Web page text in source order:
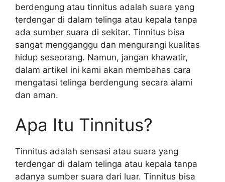
berdengung atau tinnitus adalah suara yang
terdengar di dalam telinga atau kepala tanpa
ada sumber suara di sekitar. Tinnitus bisa
sangat mengganggu dan mengurangi kualitas
hidup seseorang. Namun, jangan khawatir,
dalam artikel ini kami akan membahas cara
mengatasi telinga berdengung secara alami
dan aman.
Apa Itu Tinnitus?
Tinnitus adalah sensasi atau suara yang
terdengar di dalam telinga atau kepala tanpa
adanya sumber suara dari luar. Tinnitus bisa